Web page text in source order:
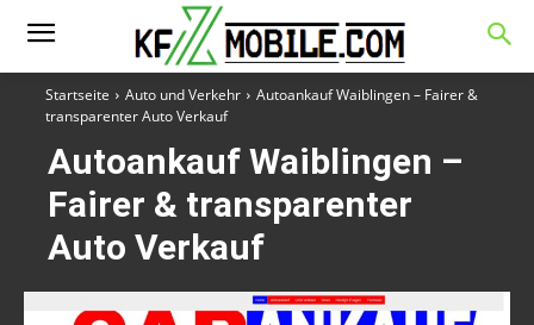
Startseite Auto und Verkehr
Autoankauf Waiblingen – Fairer &
transparenter Auto Verkauf
Autoankauf Waiblingen –
Fairer & transparenter
Auto Verkauf